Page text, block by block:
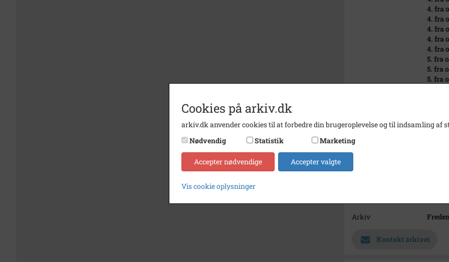
4. fra
4. fra
4. fra
4. fra
4. fra
5. fra
5. fra
5. fra
5.
5.
5.
5.
5. fra
Årstal
Arkiv
Kontakt arkivet
Cookies på arkiv.dk
arkiv.dk anvender cookies til at forbedre din brugeroplevelse og til indsamling af
Nødvendig
Statistik Marketing
Accepter nødvendige Accepter valgte
Vis cookie oplysninger